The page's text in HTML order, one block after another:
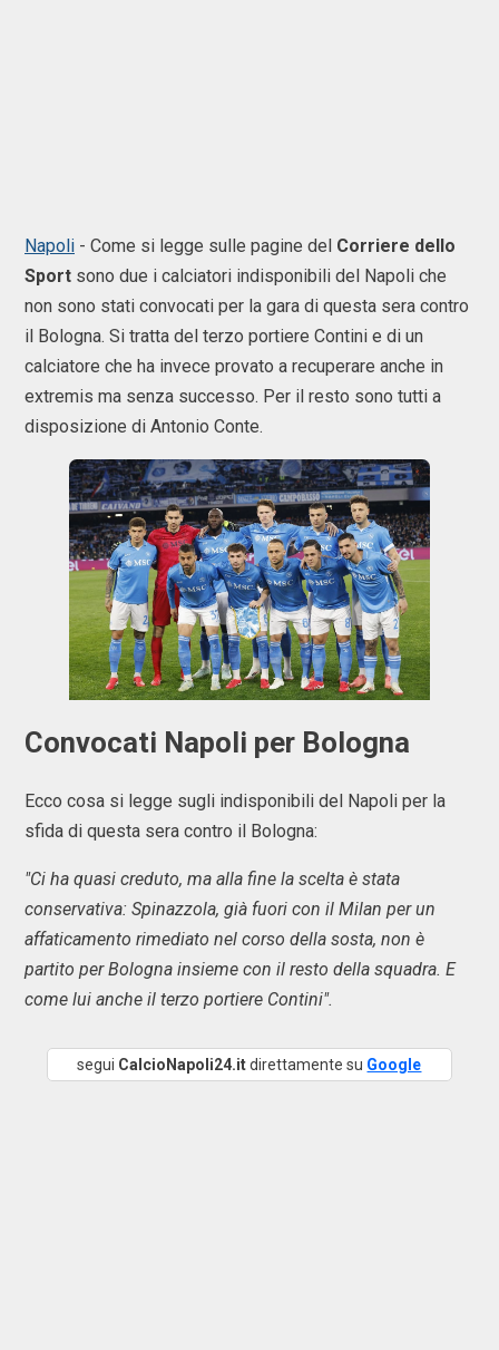
Napoli - Come si legge sulle pagine del Corriere dello
Sport sono due i calciatori indisponibili del Napoli che
non sono stati convocati per la gara di questa sera contro
il Bologna. Si tratta del terzo portiere Contini e di un
calciatore che ha invece provato a recuperare anche in
extremis ma senza successo. Per il resto sono tutti a
disposizione di Antonio Conte.
Convocati Napoli per Bologna
Ecco cosa si legge sugli indisponibili del Napoli per la
sfida di questa sera contro il Bologna:
"Ci ha quasi creduto, ma alla fine la scelta è stata
conservativa: Spinazzola, già fuori con il Milan per un
affaticamento rimediato nel corso della sosta, non è
partito per Bologna insieme con il resto della squadra. E
come lui anche il terzo portiere Contini".
segui CalcioNapoli24.itdirettamente su Google